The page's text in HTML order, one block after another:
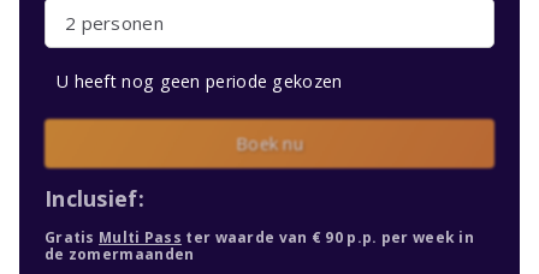
2 personen
U heeft nog geen periode gekozen
Boek nu
Inclusief:
Gratis Multi Pass ter waarde van € 90 p.p. per week in
de zomermaanden